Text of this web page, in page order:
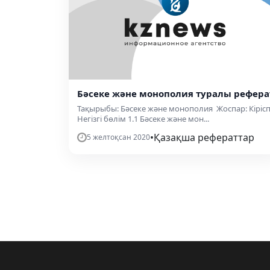
Бәсеке және монополия туралы
Тақырыбы: Бәсеке және монополия Жоспар:
Негізгі бөлім 1.1 Бәсеке және мон...
5 желтоқсан 2020•Қазақша рефераттар